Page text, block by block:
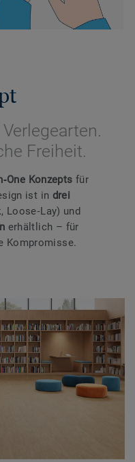
Freiheit.
Konzepts für
ist in drei
Loose‑Lay) und
erhältlich – für
Kompromisse.